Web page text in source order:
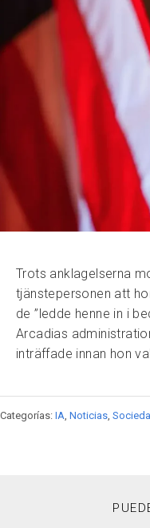
Trots anklagelserna
tjänstepersonen att
de ”ledde henne in i
Arcadias
inträffade innan hon
Categorías: IA Noticias